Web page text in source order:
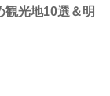
観光地10選＆明